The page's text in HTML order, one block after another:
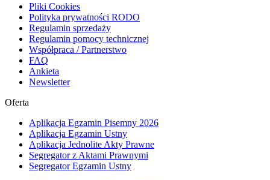
Pliki Cookies
Polityka prywatności RODO
Regulamin sprzedaży
Regulamin pomocy technicznej
Współpraca / Partnerstwo
FAQ
Ankieta
Newsletter
Oferta
Aplikacja Egzamin Pisemny 2026
Aplikacja Egzamin Ustny
Aplikacja Jednolite Akty Prawne
Segregator z Aktami Prawnymi
Segregator Egzamin Ustny